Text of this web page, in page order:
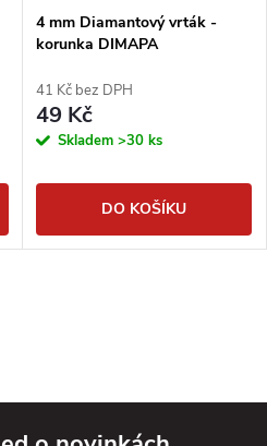
4 mm Diamantový vrták -
korunka DIMAPA
41 Kč bez DPH
49 Kč
Skladem >30 ks
DO KOŠÍKU